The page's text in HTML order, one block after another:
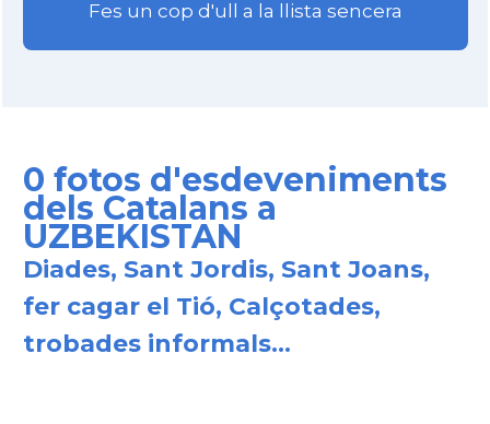
Fes un cop d'ull a la llista sencera
0 fotos d'esdeveniments
dels Catalans a
UZBEKISTAN
Diades, Sant Jordis, Sant Joans,
fer cagar el Tió, Calçotades,
trobades informals...